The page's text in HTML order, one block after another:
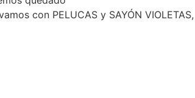
con PELUCAS y SAYÓN VIOLETAS,